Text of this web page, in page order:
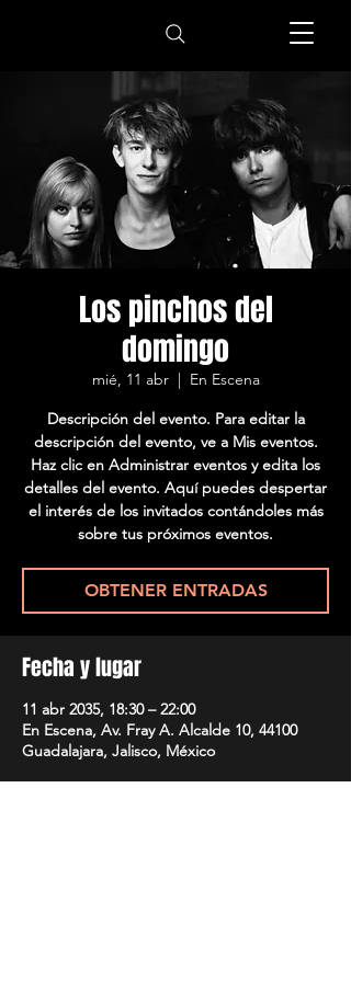
Los pinchos del
domingo
mié, 11 abr
  |
En Escena
Descripción del evento. Para editar la
descripción del evento, ve a Mis eventos.
Haz clic en Administrar eventos y edita los
detalles del evento. Aquí puedes despertar
el interés de los invitados contándoles más
sobre tus próximos eventos.
OBTENER ENTRADAS
Fecha y lugar
11 abr 2035, 18:30 – 22:00
En Escena, Av. Fray A. Alcalde 10, 44100
Guadalajara, Jalisco, México